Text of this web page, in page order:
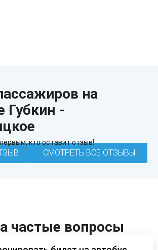
на
Губкин -
кто оставит отзыв!
СМОТРЕТЬ ВСЕ ОТЗЫВЫ
частые вопросы